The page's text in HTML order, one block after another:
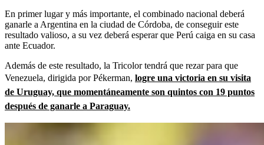
En primer lugar y más importante, el combinado nacional deberá
ganarle a Argentina en la ciudad de Córdoba, de conseguir este
resultado valioso, a su vez deberá esperar que Perú caiga en su casa
ante Ecuador.
Además de este resultado, la Tricolor tendrá que rezar para que
Venezuela, dirigida por Pékerman, logre una victoria en su visita
de Uruguay, que momentáneamente son quintos con 19 puntos
después de ganarle a Paraguay.